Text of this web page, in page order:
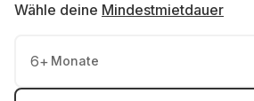
Wähle deine Mindestmietdauer
6+ Monate